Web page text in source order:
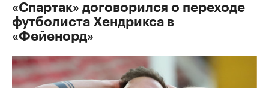
«Спартак» договорился о переходе
футболиста Хендрикса в
«Фейенорд»